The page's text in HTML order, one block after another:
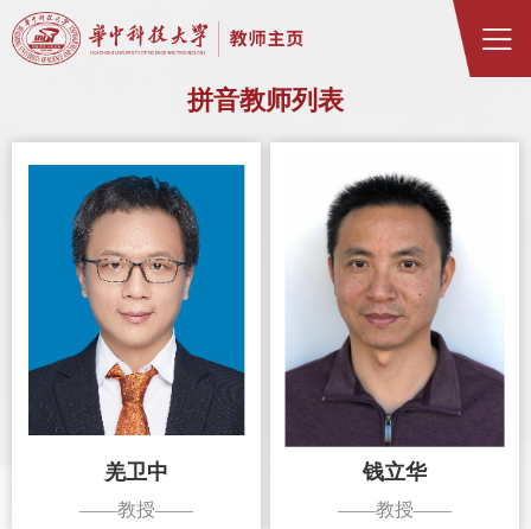
拼音教师列表
羌卫中
——教授——
钱立华
——教授——